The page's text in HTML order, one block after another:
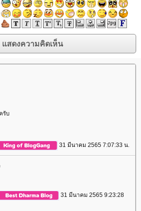
รับ
31 มีนาคม 2565 7:07:33 น.
31 มีนาคม 2565 9:23:28